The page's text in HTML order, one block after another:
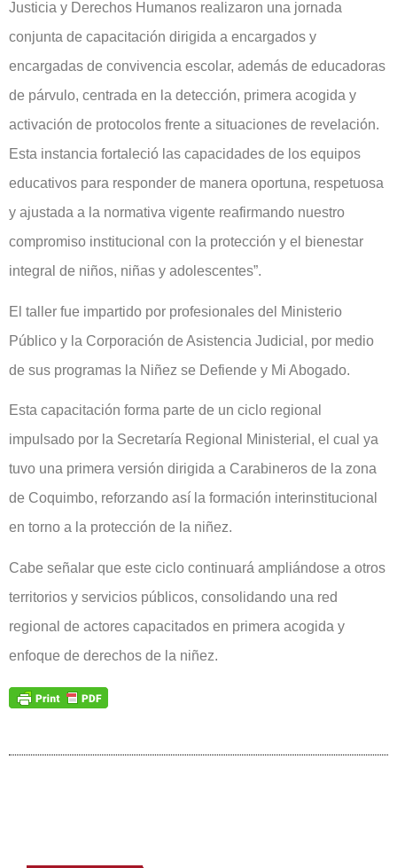
Justicia y Derechos Humanos realizaron una jornada
conjunta de capacitación dirigida a encargados y
encargadas de convivencia escolar, además de educadoras
de párvulo, centrada en la detección, primera acogida y
activación de protocolos frente a situaciones de revelación.
Esta instancia fortaleció las capacidades de los equipos
educativos para responder de manera oportuna, respetuosa
y ajustada a la normativa vigente reafirmando nuestro
compromiso institucional con la protección y el bienestar
integral de niños, niñas y adolescentes”.
El taller fue impartido por profesionales del Ministerio
Público y la Corporación de Asistencia Judicial, por medio
de sus programas la Niñez se Defiende y Mi Abogado.
Esta capacitación forma parte de un ciclo regional
impulsado por la Secretaría Regional Ministerial, el cual ya
tuvo una primera versión dirigida a Carabineros de la zona
de Coquimbo, reforzando así la formación interinstitucional
en torno a la protección de la niñez.
Cabe señalar que este ciclo continuará ampliándose a otros
territorios y servicios públicos, consolidando una red
regional de actores capacitados en primera acogida y
enfoque de derechos de la niñez.